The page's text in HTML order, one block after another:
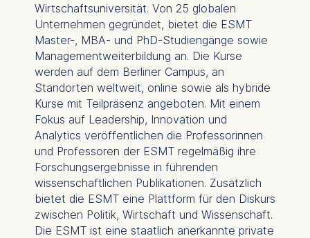
Wirtschaftsuniversität. Von 25 globalen
Unternehmen gegründet, bietet die ESMT
Master-, MBA- und PhD-Studiengänge sowie
Managementweiterbildung an. Die Kurse
werden auf dem Berliner Campus, an
Standorten weltweit, online sowie als hybride
Kurse mit Teilpräsenz angeboten. Mit einem
Fokus auf Leadership, Innovation und
Analytics veröffentlichen die Professorinnen
und Professoren der ESMT regelmäßig ihre
Forschungsergebnisse in führenden
wissenschaftlichen Publikationen. Zusätzlich
bietet die ESMT eine Plattform für den Diskurs
zwischen Politik, Wirtschaft und Wissenschaft.
Die ESMT ist eine staatlich anerkannte private
Cookies that are required
for basic website
functionality.
Cookies contained in
this category are:
Marketing
Cookies that help us to
provide more relevant
advertisement banners.
Cookies contained in
this category are:
Statistics